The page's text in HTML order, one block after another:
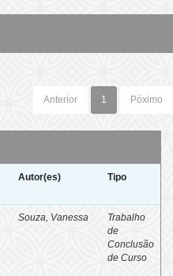
Anterior 1 Póximo
Autor(es) Tipo
Souza, Vanessa
Trabalho
de
Conclusão
de Curso